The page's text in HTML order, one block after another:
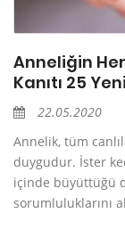
Anneliğin
Kanıtı 25
22.05.2020
Annelik, tüm
duygudur. İster
içinde büyüttüğü
sorumluluklarını